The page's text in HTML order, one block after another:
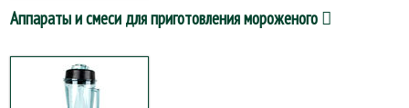
Аппараты и смеси для приготовления мороженого